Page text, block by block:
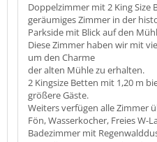
Doppelzimmer mit 2 King Size
geräumiges Zimmer in der
Parkside mit Blick auf den
Diese Zimmer haben wir mit
um den Charme
der alten Mühle zu erhalten.
2 Kingsize Betten mit 1,20 m
größere Gäste.
Weiters verfügen alle Zimmer
Fön, Wasserkocher, Freies W-
Badezimmer mit